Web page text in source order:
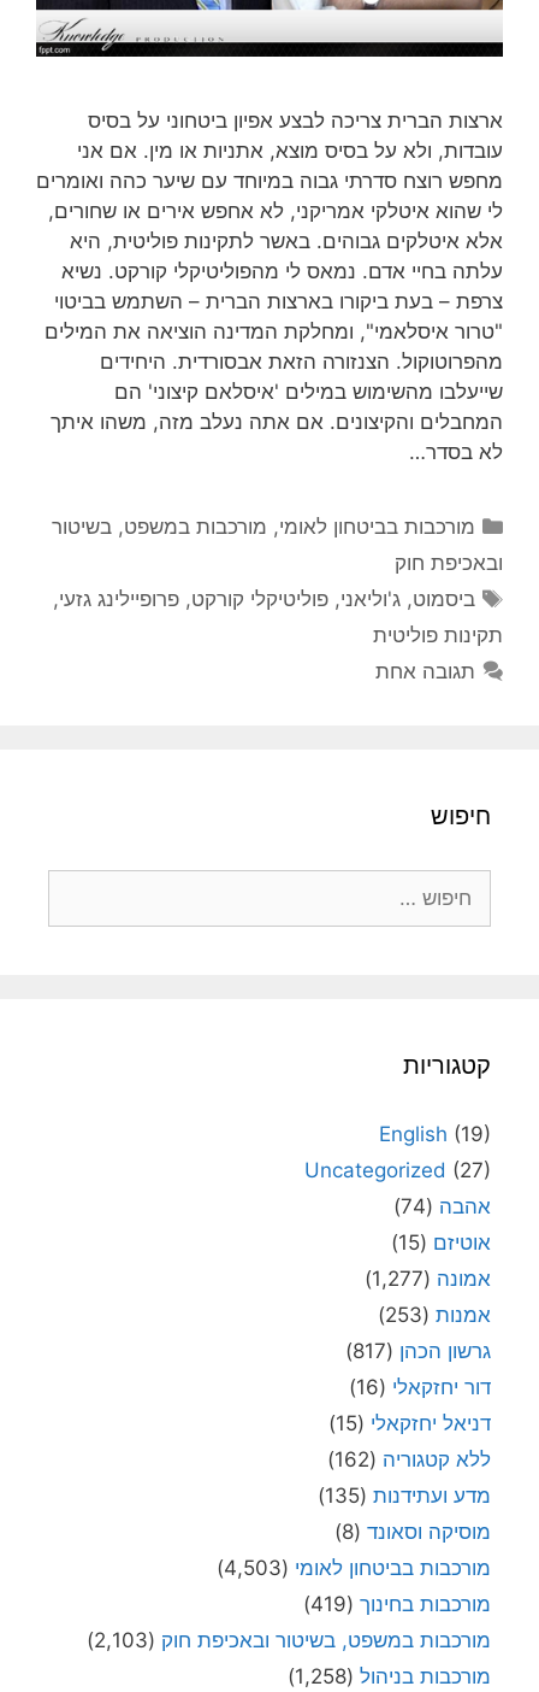
ארצות הברית צריכה לבצע אפיון ביטחוני על בסיס
עובדות, ולא על בסיס מוצא, אתניות או מין. אם אני
מחפש רוצח סדרתי גבוה במיוחד עם שיער כהה ואומרים
לי שהוא איטלקי אמריקני, לא אחפש אירים או שחורים,
אלא איטלקים גבוהים. באשר לתקינות פוליטית, היא
עלתה בחיי אדם. נמאס לי מהפוליטיקלי קורקט. נשיא
צרפת – בעת ביקורו בארצות הברית – השתמש בביטוי
"טרור איסלאמי", ומחלקת המדינה הוציאה את המילים
מהפרוטוקול. הצנזורה הזאת אבסורדית. היחידים
שייעלבו מהשימוש במילים 'איסלאם קיצוני' הם
המחבלים והקיצונים. אם אתה נעלב מזה, משהו איתך
לא בסדר…
קטגוריות
מורכבות בביטחון לאומי, מורכבות במשפט, בשיטור
ובאכיפת חוק
תגיות
ביסמוט,ג'וליאני,פוליטיקלי קורקט,פרופיילינג גזעי,
תקינות פוליטית
תגובה אחת
חיפוש
קטגוריות
English (19)
Uncategorized (27)
אהבה (74)
אוטיזם (15)
אמונה (1,277)
אמנות (253)
גרשון הכהן (817)
דור יחזקאלי (16)
דניאל יחזקאלי (15)
ללא קטגוריה (162)
מדע ועתידנות (135)
מוסיקה וסאונד (8)
מורכבות בביטחון לאומי (4,503)
מורכבות בחינוך (419)
מורכבות במשפט, בשיטור ובאכיפת חוק (2,103)
מורכבות בניהול (1,258)